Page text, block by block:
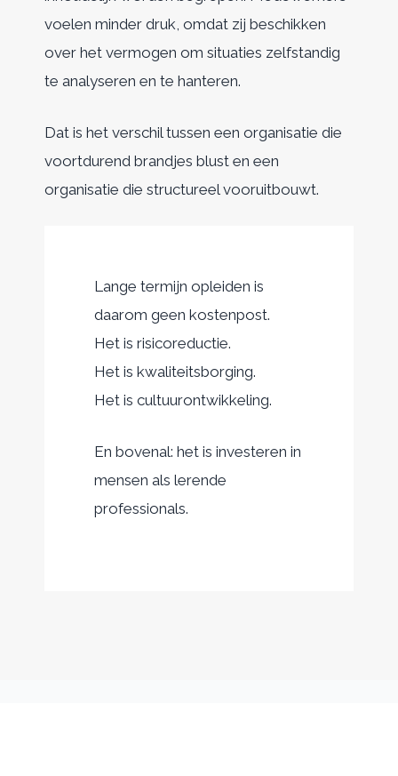
voelen minder druk, omdat zij beschikken
over het vermogen om situaties zelfstandig
te analyseren en te hanteren.
Dat is het verschil tussen een organisatie die
voortdurend brandjes blust en een
organisatie die structureel vooruitbouwt.
Lange termijn opleiden is
daarom geen kostenpost.
Het is risicoreductie.
Het is kwaliteitsborging.
Het is cultuurontwikkeling.
En bovenal: het is investeren in
mensen als lerende
professionals.